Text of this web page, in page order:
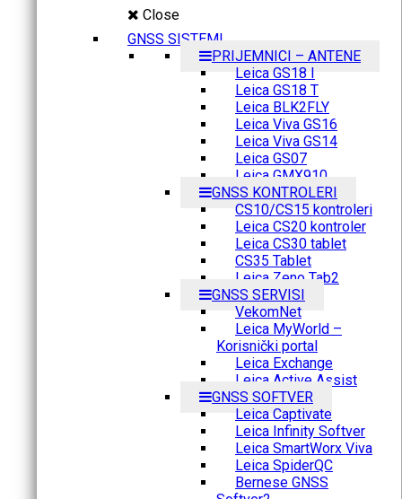
Close
GNSS SISTEMI
PRIJEMNICI – ANTENE
Leica GS18 I
Leica GS18 T
Leica BLK2FLY
Leica Viva GS16
Leica Viva GS14
Leica GS07
Leica GMX910
GNSS KONTROLERI
CS10/CS15 kontroleri
Leica CS20 kontroler
Leica CS30 tablet
CS35 Tablet
Leica Zeno Tab2
GNSS SERVISI
VekomNet
Leica MyWorld –
Korisnički portal
Leica Exchange
Leica Active Assist
GNSS SOFTVER
Leica Captivate
Leica Infinity Softver
Leica SmartWorx Viva
Leica SpiderQC
Bernese GNSS